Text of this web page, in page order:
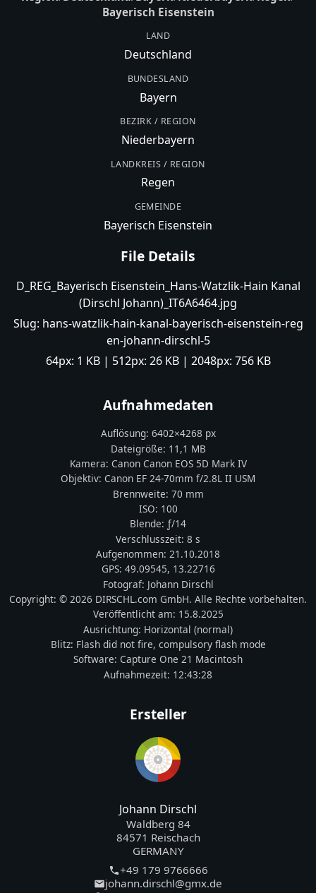
Bayerisch Eisenstein
LAND
Deutschland
BUNDESLAND
Bayern
BEZIRK / REGION
Niederbayern
LANDKREIS / REGION
Regen
GEMEINDE
Bayerisch Eisenstein
File Details
D_REG_Bayerisch Eisenstein_Hans-Watzlik-Hain Kanal
(Dirschl Johann)_IT6A6464.jpg
Slug: hans-watzlik-hain-kanal-bayerisch-eisenstein-reg
en-johann-dirschl-5
64px: 1 KB| 512px: 26 KB| 2048px: 756 KB
Aufnahmedaten
Auflösung: 6402×4268 px
Dateigröße: 11,1 MB
Kamera: CanonCanon EOS 5D Mark IV
Objektiv: Canon EF 24-70mm f/2.8L II USM
Brennweite: 70 mm
ISO: 100
Blende: ƒ/14
Verschlusszeit: 8 s
Aufgenommen: 21.10.2018
GPS: 49.09545, 13.22716
Fotograf: Johann Dirschl
Copyright: © 2026 DIRSCHL.com GmbH. Alle Rechte vorbehalten.
Veröffentlicht am: 15.8.2025
Ausrichtung: Horizontal (normal)
Blitz: Flash did not fire, compulsory flash mode
Software: Capture One 21 Macintosh
Aufnahmezeit: 12:43:28
Ersteller
Johann Dirschl
Waldberg 84
84571 Reischach
GERMANY
+49 179 9766666
johann.dirschl@gmx.de